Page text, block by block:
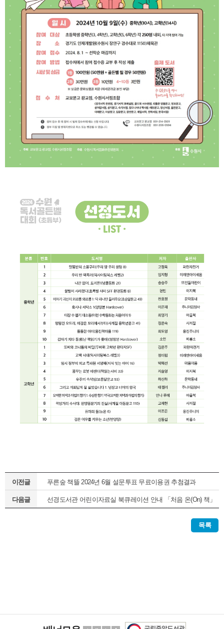
이전글 푸른숲 책뜰 2024년 6월 설문투표 무료이용권 추첨결과
다음글 선경도서관 어린이자료실 북큐레이션 안내 「처음 온(On) 책」
목록